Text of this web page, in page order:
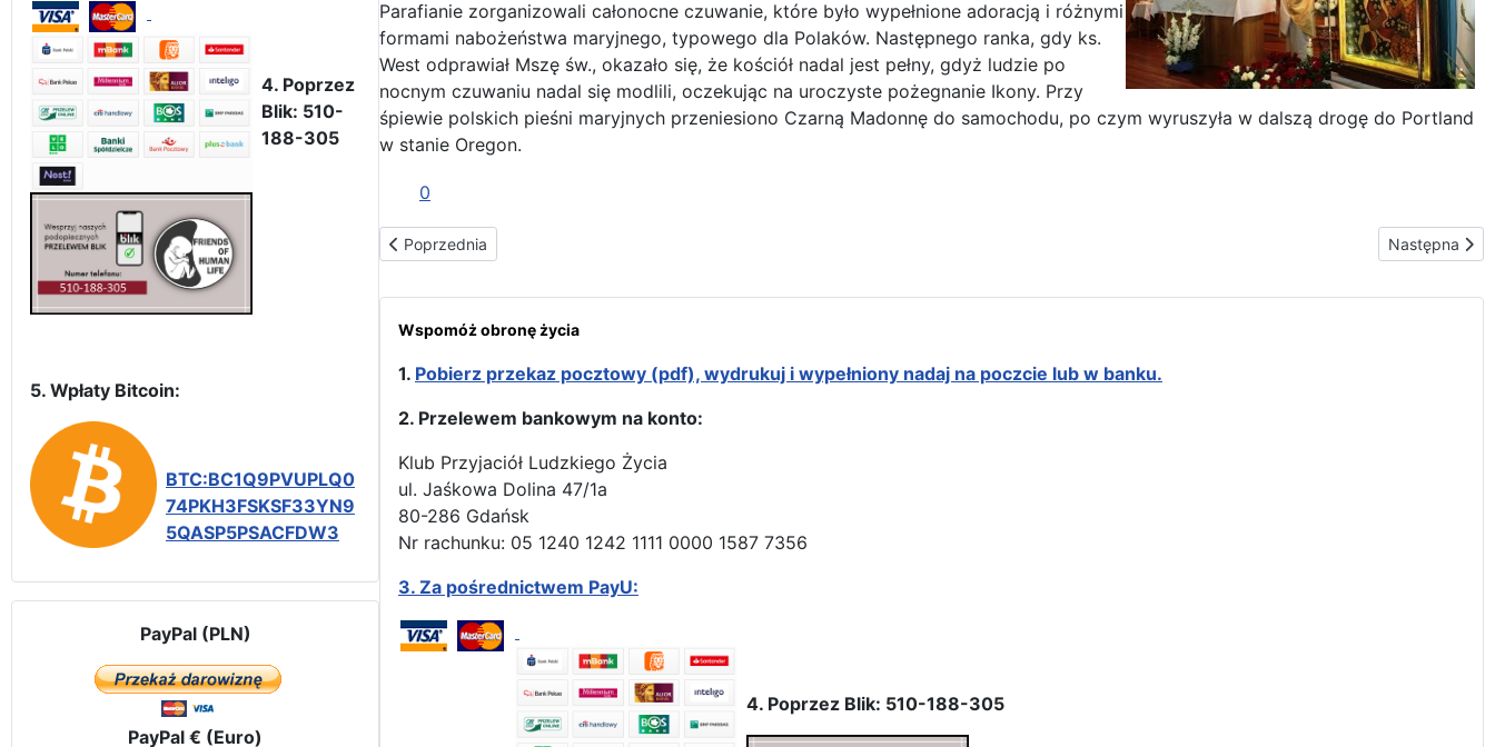
4. Poprzez
Blik: 510-
188-305
5. Wpłaty Bitcoin:
BTC:BC1Q9PVUPLQ0
74PKH3FSKSF33YN9
5QASP5PSACFDW3
PayPal (PLN)
PayPal € (Euro)
Parafianie zorganizowali całonocne czuwanie, które było wypełnione adoracją i różnymi
formami nabożeństwa maryjnego, typowego dla Polaków. Następnego ranka, gdy ks.
West odprawiał Mszę św., okazało się, że kościół nadal jest pełny, gdyż ludzie po
nocnym czuwaniu nadal się modlili, oczekując na uroczyste pożegnanie Ikony. Przy
śpiewie polskich pieśni maryjnych przeniesiono Czarną Madonnę do samochodu, po czym wyruszyła w dalszą drogę do Portland
w stanie Oregon.
0
Poprzednia strona: W Sanktuarium Maryjnym „Grotto” w Portland
Poprzednia Następna
Następna
Wspomóż obronę życia
1. Pobierz przekaz pocztowy (pdf), wydrukuj i wypełniony nadaj na poczcie lub w banku.
2. Przelewem bankowym na konto:
Klub Przyjaciół Ludzkiego Życia
ul. Jaśkowa Dolina 47/1a
80-286 Gdańsk
Nr rachunku: 05 1240 1242 1111 0000 1587 7356
3. Za pośrednictwem PayU:
4. Poprzez Blik: 510-188-305